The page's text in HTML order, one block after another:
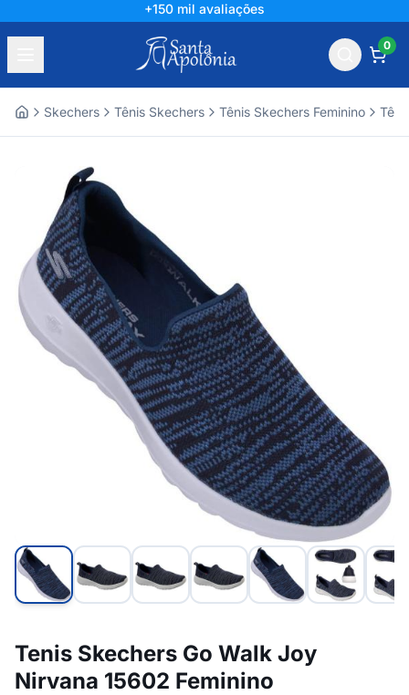
+150 mil avaliações
0
Skechers Tênis Skechers Tênis Skechers Feminino
Tenis Skechers Go Walk Joy
Nirvana 15602 Feminino